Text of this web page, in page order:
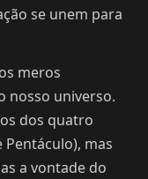
se unem para
meros
nosso universo.
dos quatro
Pentáculo), mas
a vontade do